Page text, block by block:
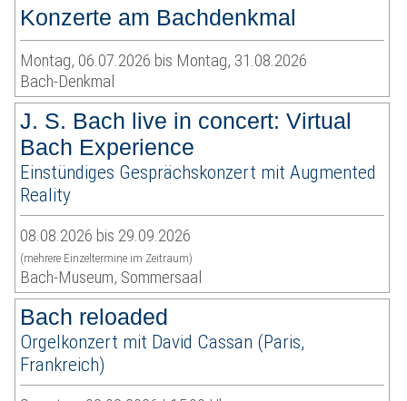
Konzerte am Bachdenkmal
Montag, 06.07.2026 bis Montag, 31.08.2026
Bach-Denkmal
J. S. Bach live in concert: Virtual
Bach Experience
Einstündiges Gesprächskonzert mit Augmented
Reality
08.08.2026 bis 29.09.2026
(mehrere Einzeltermine im Zeitraum)
Bach-Museum, Sommersaal
Bach reloaded
Orgelkonzert mit David Cassan (Paris,
Frankreich)